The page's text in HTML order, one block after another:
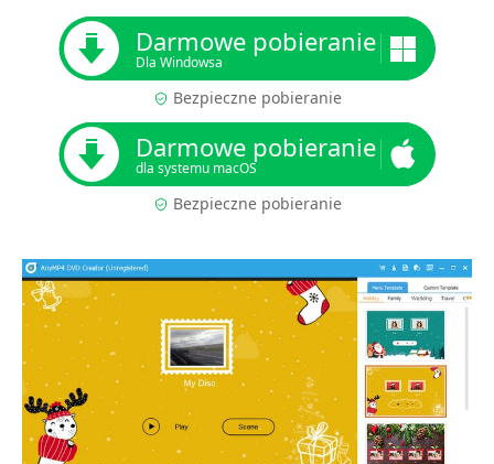
Darmowe pobieranie
Dla Windowsa
Bezpieczne pobieranie
Darmowe pobieranie
dla systemu macOS
Bezpieczne pobieranie